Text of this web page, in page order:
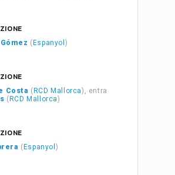
( Espanyol )
Costa ( RCD Mallorca), entra
( RCD Mallorca)
( Espanyol )